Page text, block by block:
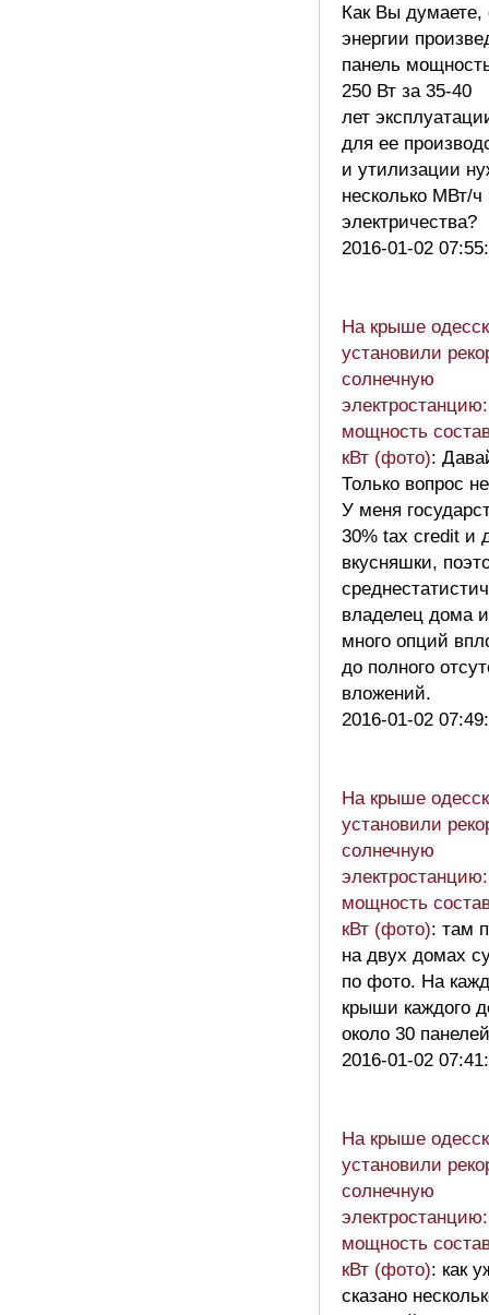
Как Вы думаете,
энергии
панель
250 Вт за 35-40
лет
для ее
и утилизации
несколько МВт/ч
электричества?
2016-01-02
На крыше
установили
солнечную
мощность
кВт (фото):
Только вопрос
У меня
30% tax credit и
вкусняшки,
владелец дома
много опций
до полного
вложений.
2016-01-02
На крыше
установили
солнечную
мощность
кВт (фото): там
на двух домах
по фото. На
крыши каждого
около 30
2016-01-02
На крыше
установили
солнечную
мощность
кВт (фото): как
сказано